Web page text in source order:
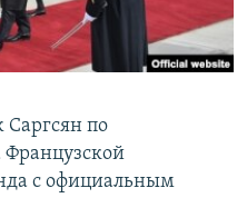
по
с официальным